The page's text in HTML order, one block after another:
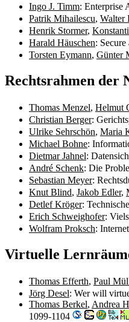
Ingo J. Timm: Enterprise
Patrik Mihailescu, Walter
Henrik Stormer,
Harald Häuschen:
Torsten Eymann, Günter
Rechtsrahmen der
Thomas Menzel, Helmut
Christian Berger:
Ulrike Sehrschön, Maria
Michael Bohne:
Dietmar Jahnel:
André Schenk: Die
Sebastian Meyer:
Knut Blind, Jakob Edler,
Detlef Kröger:
Erich Schweighofer:
Wolfram Proksch:
Virtuelle
Thomas Efferth, Paul
Jörg Desel: Wer will
Thomas Berkel, Andrea
1099-1104